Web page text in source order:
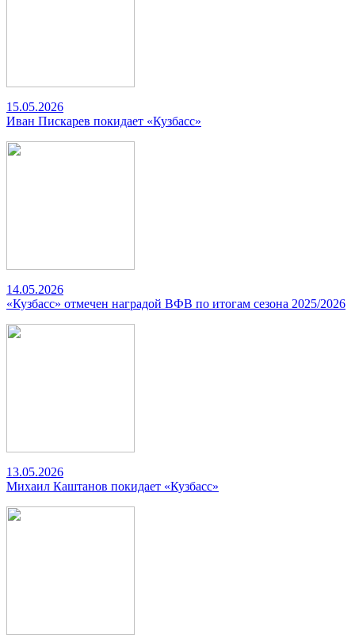
15.05.2026
Иван Пискарев покидает «Кузбасс»
14.05.2026
«Кузбасс» отмечен наградой ВФВ по итогам сезона 2025/2026
13.05.2026
Михаил Каштанов покидает «Кузбасс»